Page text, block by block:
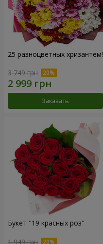
25 разноцветных хризантем!
3 749 грн
Заказать
Букет "19 красных роз"
1 949 грн